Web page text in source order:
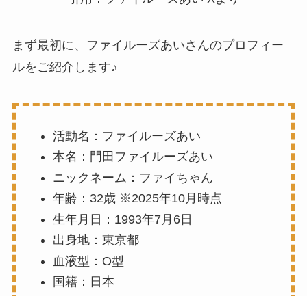
まず最初に、ファイルーズあいさんのプロフィー
ルをご紹介します♪
活動名：ファイルーズあい
本名：門田ファイルーズあい
ニックネーム：ファイちゃん
年齢：32歳 ※2025年10月時点
生年月日：1993年7月6日
出身地：東京都
血液型：O型
国籍：日本